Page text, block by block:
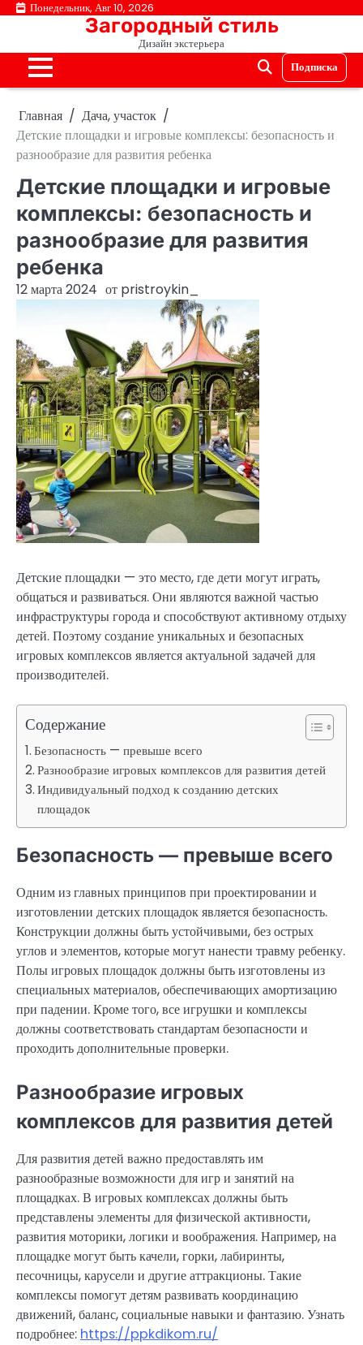
ПерейтиПонедельник, Авг 10, 2026
Загородный стиль
Дизайн экстерьера
Подписка
Главная
Дача, участок
Детские площадки и игровые комплексы: безопасность и
разнообразие для развития ребенка
Детские площадки и игровые
комплексы: безопасность и
разнообразие для развития
ребенка
12 марта 2024 от pristroykin_
Детские площадки — это место, где дети могут играть,
общаться и развиваться. Они являются важной частью
инфраструктуры города и способствуют активному отдыху
детей. Поэтому создание уникальных и безопасных
игровых комплексов является актуальной задачей для
производителей.
Содержание
Безопасность — превыше всего
Разнообразие игровых комплексов для развития детей
Индивидуальный подход к созданию детских
площадок
Безопасность — превыше всего
Одним из главных принципов при проектировании и
изготовлении детских площадок является безопасность.
Конструкции должны быть устойчивыми, без острых
углов и элементов, которые могут нанести травму ребенку.
Полы игровых площадок должны быть изготовлены из
специальных материалов, обеспечивающих амортизацию
при падении. Кроме того, все игрушки и комплексы
должны соответствовать стандартам безопасности и
проходить дополнительные проверки.
Разнообразие игровых
комплексов для развития детей
Для развития детей важно предоставлять им
разнообразные возможности для игр и занятий на
площадках. В игровых комплексах должны быть
представлены элементы для физической активности,
развития моторики, логики и воображения. Например, на
площадке могут быть качели, горки, лабиринты,
песочницы, карусели и другие аттракционы. Такие
комплексы помогут детям развивать координацию
движений, баланс, социальные навыки и фантазию. Узнать
подробнее: https://ppkdikom.ru/